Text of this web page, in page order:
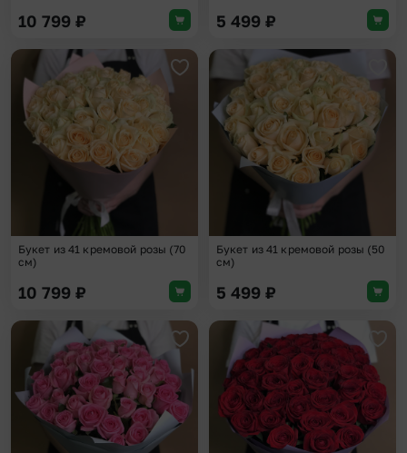
10 799 ₽ 5 499 ₽
Добавить в избранное
Букет из 41 кремовой розы (70
см)
10 799 ₽
Букет из 41 кремовой розы (50
см)
5 499 ₽
Добавить в избранное